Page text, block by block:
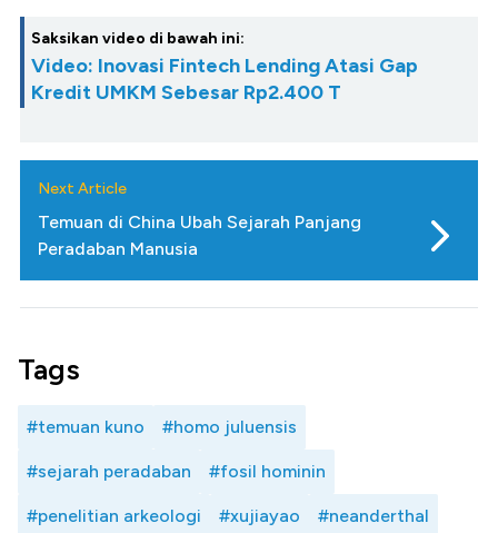
Saksikan video di bawah ini:
Video: Inovasi Fintech Lending Atasi Gap
Kredit UMKM Sebesar Rp2.400 T
Next Article
Temuan di China Ubah Sejarah Panjang
Peradaban Manusia
Tags
#temuan kuno #homo juluensis
#sejarah peradaban #fosil hominin
#penelitian arkeologi #xujiayao #neanderthal